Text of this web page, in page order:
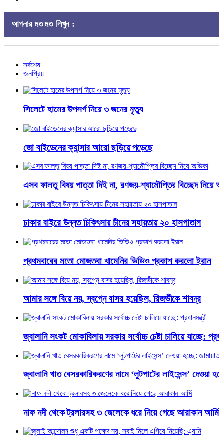
আপনার মতামত লিখুন :
সর্বশেষ
জনপ্রিয়
সিলেটে হামের উপসর্গ নিয়ে ৩ জনের মৃত্যু
জো বাইডেনের ক্যান্সার আরো ছড়িয়ে পড়েছে
এসব ফালতু বিষয় পাত্তা দিই না, রণজয়-শ্যামৌপ্তির বিচ্ছেদ নিয়ে
ঢাকার বাইরে উন্নত চিকিৎসায় চীনের সহায়তায় ২০ হাসপাতাল
প্রথমবারের মতো মোজতবা খামেনির ভিডিও প্রকাশ করলো ইরান
আমার সঙ্গে বিয়ে নয়, স্বপ্নে বাসর হয়েছিল, রিজভীকে শাবনূর
জ্বালানি সংকট মোকাবিলায় সরকার সর্বোচ্চ চেষ্টা চালিয়ে যাচ্ছে:
জ্বালানি খাত বেসরকারিকরণের নামে ‘লুটপাটের লাইসেন্স’ দেওয়া
নাফ নদী থেকে ট্রলারসহ ৩ জেলেকে ধরে নিয়ে গেছে আরাকান আর্মি